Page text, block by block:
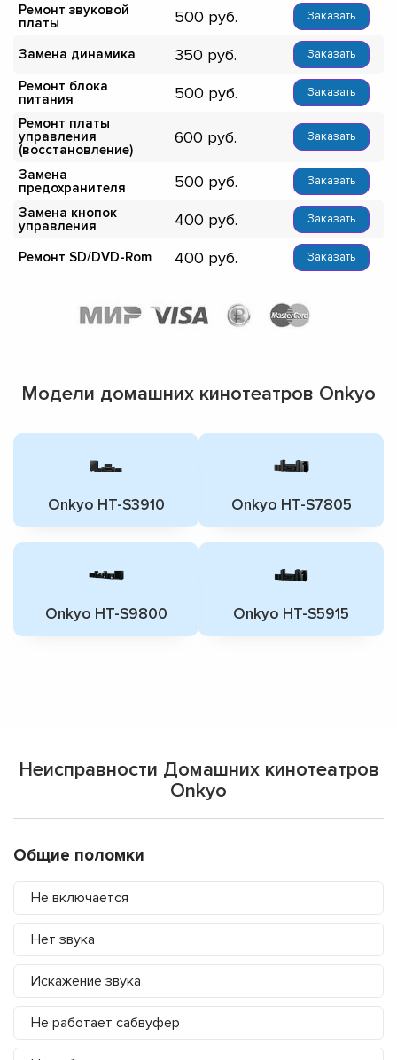
Ремонт звуковой
платы
500 Заказать
Замена динамика 350 Заказать
Ремонт блока
питания
500 Заказать
Ремонт платы
управления
(восстановление)
600 Заказать
Замена
предохранителя
500 Заказать
Замена кнопок
управления
400 Заказать
Ремонт SD/DVD-Rom 400 Заказать
Модели домашних кинотеатров Onkyo
Onkyo HT-S3910 Onkyo HT-S7805
Onkyo HT-S9800 Onkyo HT-S5915
Неисправности Домашних кинотеатров
Onkyo
Общие поломки
Не включается
Нет звука
Искажение звука
Не работает сабвуфер